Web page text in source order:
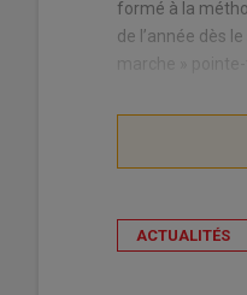
formé à la
de l’année dès
marche »
ACTUALITÉS